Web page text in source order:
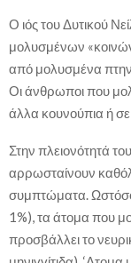
Ο ιός του Δυτικού
μολυσμένων
από μολυσμένα
Οι άνθρωποι που
άλλα κουνούπια ή
Στην πλειονότητά
αρρωσταίνουν
συμπτώματα.
1%), τα άτομα που
προσβάλλει το